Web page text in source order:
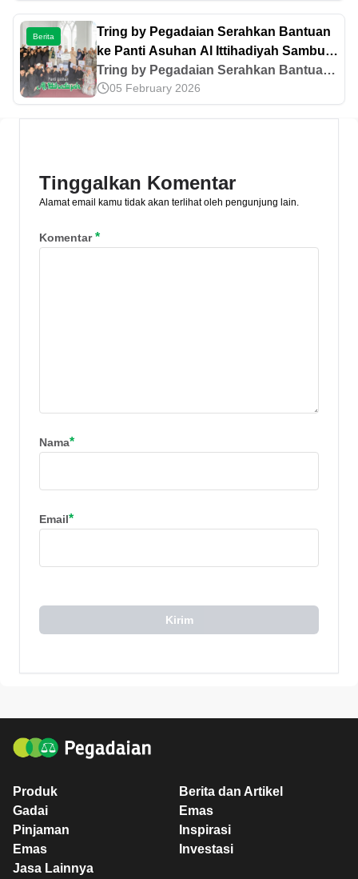
pada keberlanjutan dan efisiensi energi.
Telusuri komitmen hijaunya di artikel
ini!
Berita
Tring by Pegadaian Serahkan Bantuan
ke Panti Asuhan Al Ittihadiyah Sambut
Ramadan 1447 H
Tring by Pegadaian Serahkan Bantuan
ke Panti Asuhan Al Ittihadiyah Sambut
Ramadan 1447 H
05 February 2026
Tinggalkan Komentar
Alamat email kamu tidak akan terlihat oleh pengunjung lain.
Komentar*
Nama*
Email*
Kirim
Produk
Gadai
Pinjaman
Emas
Jasa Lainnya
Berita dan Artikel
Emas
Inspirasi
Investasi